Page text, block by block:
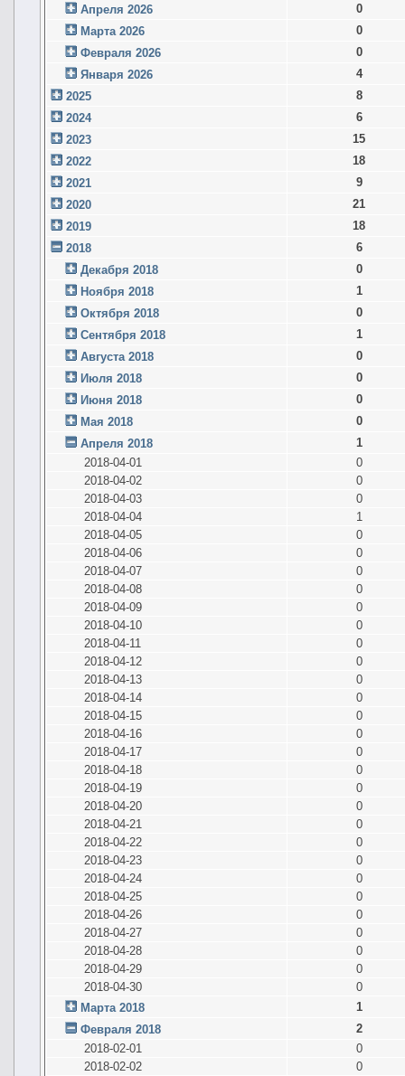
Апреля 2026
0
Марта 2026
0
Февраля 2026
0
Января 2026
4
2025
8
2024
6
2023
15
2022
18
2021
9
2020
21
2019
18
2018
6
Декабря 2018
0
Ноября 2018
1
Октября 2018
0
Сентября 2018
1
Августа 2018
0
Июля 2018
0
Июня 2018
0
Мая 2018
0
Апреля 2018
1
2018-04-01
0
2018-04-02
0
2018-04-03
0
2018-04-04
1
2018-04-05
0
2018-04-06
0
2018-04-07
0
2018-04-08
0
2018-04-09
0
2018-04-10
0
2018-04-11
0
2018-04-12
0
2018-04-13
0
2018-04-14
0
2018-04-15
0
2018-04-16
0
2018-04-17
0
2018-04-18
0
2018-04-19
0
2018-04-20
0
2018-04-21
0
2018-04-22
0
2018-04-23
0
2018-04-24
0
2018-04-25
0
2018-04-26
0
2018-04-27
0
2018-04-28
0
2018-04-29
0
2018-04-30
0
Марта 2018
1
Февраля 2018
2
2018-02-01
0
2018-02-02
0